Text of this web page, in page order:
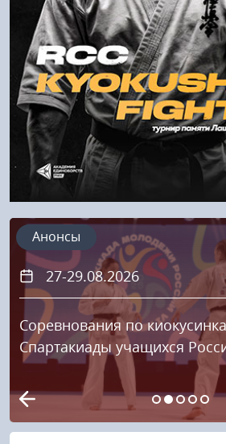
27-29.08.2026
Соревнования по
Спартакиады учащихся
Анонсы